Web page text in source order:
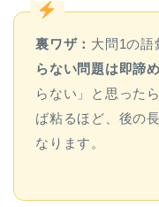
裏ワザ： 大問1の語
らない問題は即諦
らない」と思った
ば粘るほど、後の
なります。